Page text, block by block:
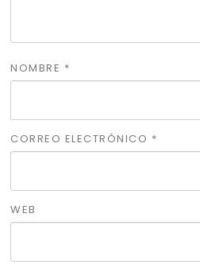
NOMBRE *
CORREO ELECTRÓNICO *
WEB